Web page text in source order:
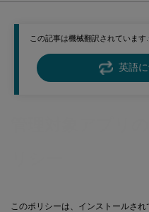
この記事は機械翻訳されています.
英語
このポリシーは、インストールさ